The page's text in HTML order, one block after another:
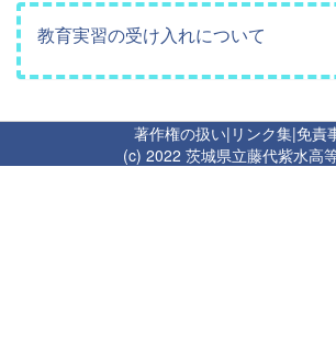
教育実習の受け入れについて
著作権の扱い| リンク集|免責
(c) 2022 茨城県立藤代紫水高